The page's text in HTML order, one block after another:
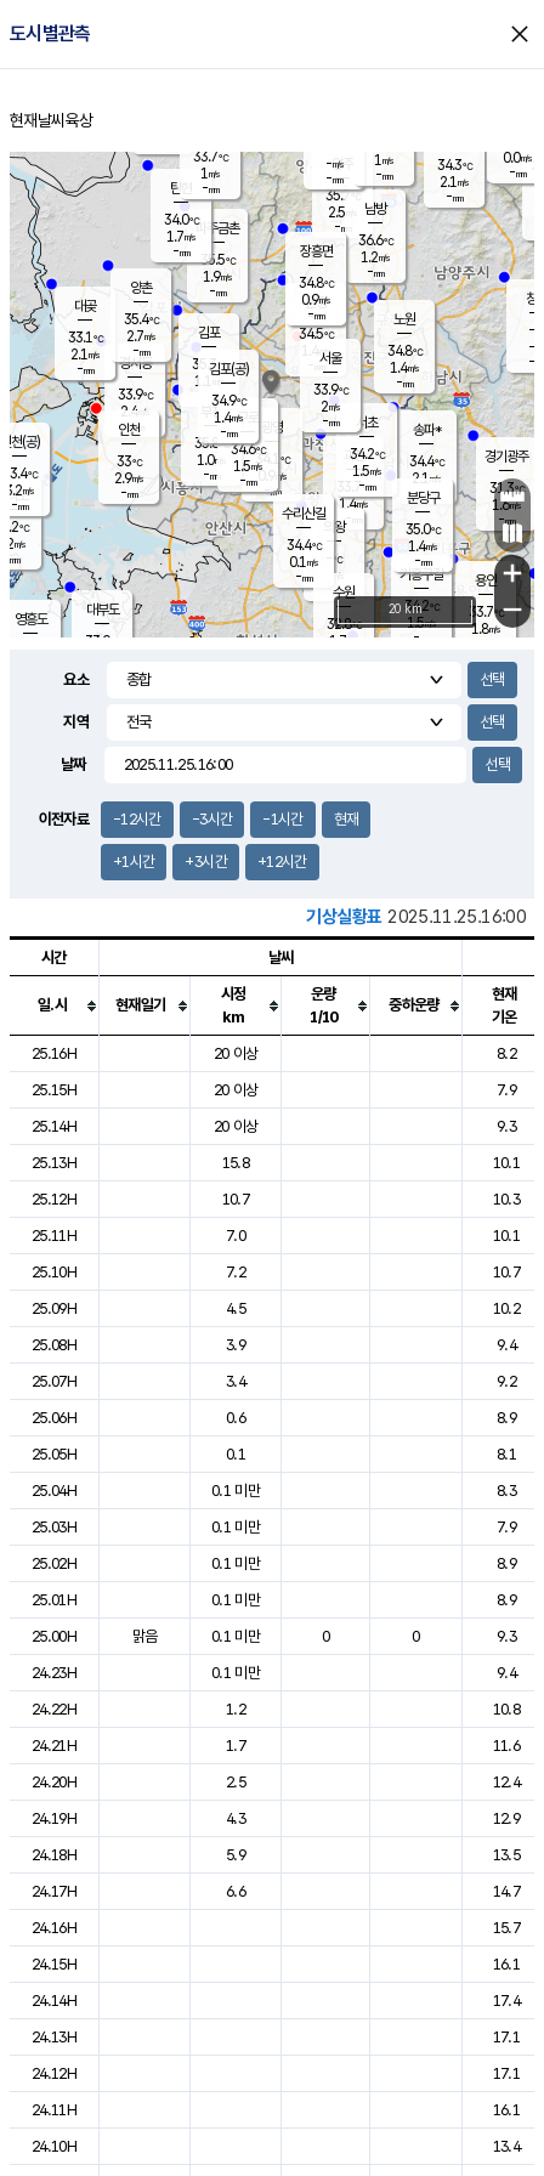
도시별관측 close
홈
현재날씨 육상
의도
℃
m/s
mm
영흥도
양주
35.7℃
2.5
-mm
과천
33.7℃
1.4m/s
- mm
용인
33.7℃
1.8m/s
경기광주
31.3℃
1.6m/s
-mm
2.4m/s
대부도
33.0
경서동
33.9℃
2.4 m/s
-mm
파주금촌
35.5℃
1.9m/s
-mm
34.3℃
2.1 m/s
-mm
대곶
33.1℃
2.1 m/s
-mm
창
-
-m/
-
탄현
34.0℃
1.7m/s
-mm
0.0m/s
-mm
의왕
- ℃
m/s
mm
김포
35.3℃
1.1 m/s
mm
광명
34.1
℃
0.9 m/s
-mm
부천
35.8℃
1.0m/s
-mm
양촌
35.4℃
2.7m/s
-mm
구로
34.6℃
1.5m/s
-mm
은평
34.5℃
1.4 m/s
- mm
노원
34.8℃
1.4m/s
-mm
송파*
34.4℃
2.1 m/s
-mm
서초
34.2℃
1.5m/s
-mm
남방
36.6℃
1.2m/s
-mm
기흥구갈
34.2℃
1.5m/s
-
수리산길
34.4℃
0.1 m/s
-mm
분당구
35.0℃
1.4m/s
-mm
장흥면
34.8℃
0.9m/s
-mm
-m/s
-mm
인천(공)
33.4℃
3.2m/s
-mm
김포(공)
34.9℃
1.4m/s
-mm
수원
32.8℃
1.7 m/s
인천
33℃
2.9m/s
-mm
서울
33.9℃
2m/s
-mm
33.7℃
1 m/s
-mm
1 m/s
-mm
+
−
20 km
요소
지역
날짜
이전자료 -12시간 -3시간 -1시간 현재
+1시간 +3시간 +12시간
기상실황표 2025.11.25.16:00
도시별 기상실황표로 지점, 날씨, 기온, 강수, 바람, 기압등을 안내한 표입
시간 날씨
일.시 현재일기
시정
km
운량
1/10
중하운량
현재
기온
25.16H
20 이상
8.2
25.15H
20 이상
7.9
25.14H
20 이상
9.3
25.13H
15.8
10.1
25.12H
10.7
10.3
25.11H
7.0
10.1
25.10H
7.2
10.7
25.09H
4.5
10.2
25.08H
3.9
9.4
25.07H
3.4
9.2
25.06H
0.6
8.9
25.05H
0.1
8.1
25.04H
0.1 미만
8.3
25.03H
0.1 미만
7.9
25.02H
0.1 미만
8.9
25.01H
0.1 미만
8.9
25.00H
맑음 0.1 미만 0 0
9.3
24.23H
0.1 미만
9.4
24.22H
1.2
10.8
24.21H
1.7
11.6
24.20H
2.5
12.4
24.19H
4.3
12.9
24.18H
5.9
13.5
24.17H
6.6
14.7
24.16H
15.7
24.15H
16.1
24.14H
17.4
24.13H
17.1
24.12H
17.1
24.11H
16.1
24.10H
13.4